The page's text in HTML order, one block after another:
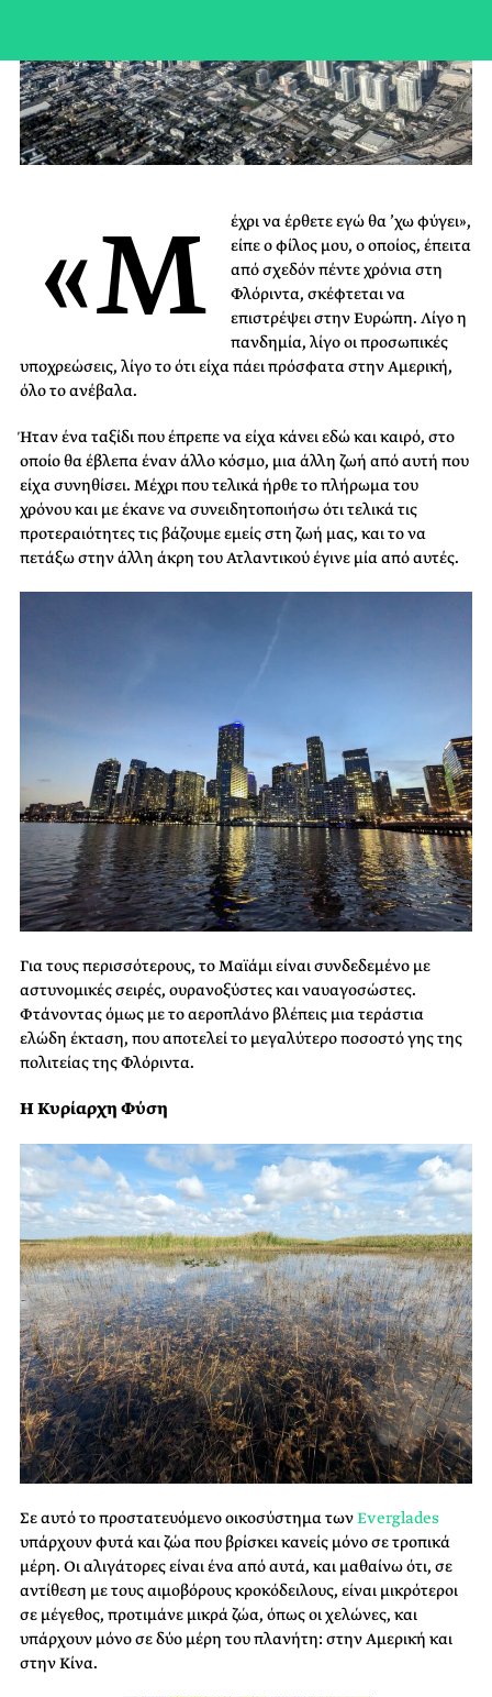
«Μ
έχρι να έρθετε εγώ θα ’χω φύγει»,
είπε ο φίλος μου, ο οποίος, έπειτα
από σχεδόν πέντε χρόνια στη
Φλόριντα, σκέφτεται να
επιστρέψει στην Ευρώπη. Λίγο η
πανδημία, λίγο οι προσωπικές
υποχρεώσεις, λίγο το ότι είχα πάει πρόσφατα στην Αμερική,
όλο το ανέβαλα.
Ήταν ένα ταξίδι που έπρεπε να είχα κάνει εδώ και καιρό, στο
οποίο θα έβλεπα έναν άλλο κόσμο, μια άλλη ζωή από αυτή που
είχα συνηθίσει. Μέχρι που τελικά ήρθε το πλήρωμα του
χρόνου και με έκανε να συνειδητοποιήσω ότι τελικά τις
προτεραιότητες τις βάζουμε εμείς στη ζωή μας, και το να
πετάξω στην άλλη άκρη του Ατλαντικού έγινε μία από αυτές.
Για τους περισσότερους, το Μαϊάμι είναι συνδεδεμένο με
αστυνομικές σειρές, ουρανοξύστες και ναυαγοσώστες.
Φτάνοντας όμως με το αεροπλάνο βλέπεις μια τεράστια
ελώδη έκταση, που αποτελεί το μεγαλύτερο ποσοστό γης της
πολιτείας της Φλόριντα.
Η Κυρίαρχη Φύση
Σε αυτό το προστατευόμενο οικοσύστημα τωνEverglades
υπάρχουν φυτά και ζώα που βρίσκει κανείς μόνο σε τροπικά
μέρη. Οι αλιγάτορες είναι ένα από αυτά, και μαθαίνω ότι, σε
αντίθεση με τους αιμοβόρους κροκόδειλους, είναι μικρότεροι
σε μέγεθος, προτιμάνε μικρά ζώα, όπως οι χελώνες, και
υπάρχουν μόνο σε δύο μέρη του πλανήτη: στην Αμερική και
στην Κίνα.